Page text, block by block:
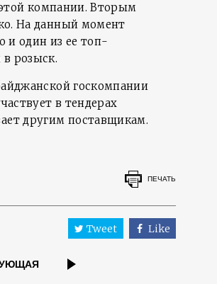
компании. Вторым
На данный момент
и один из ее топ-
розыск.
госкомпании
в тендерах
другим поставщикам.
ПЕЧАТЬ
Tweet Like